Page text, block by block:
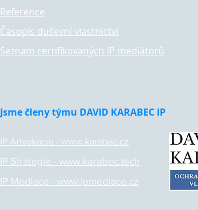
Reference
Časopis duševní vlastnictví
Seznam certifikovaných IP mediátorů
Jsme členy týmu DAVID KARABEC IP
IP Advokacie - www.karabec.cz
IP Strategie - www.karabec.tech
IP Mediace - www.ipmediace.cz